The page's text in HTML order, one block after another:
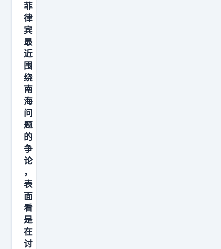
诉
求
，
还
开
放
基
地
给
美
军
使
用
，
允
许
外
部
菲
律
宾
最
近
围
绕
南
海
问
题
的
争
论
，
表
面
看
是
在
讨